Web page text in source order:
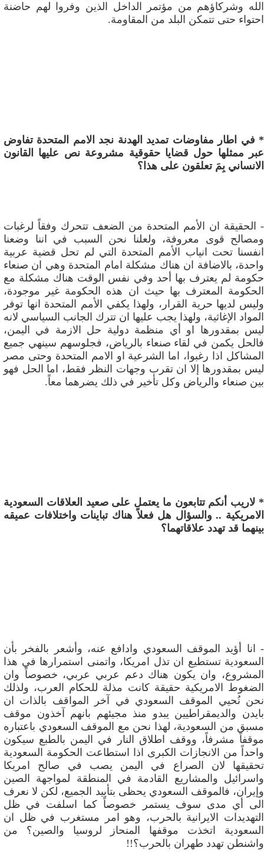
الله وشركاؤهم من مؤتمر الداخل الذين وفروا لهم حاضنة
احتواء حتى تتمكن البلد من المقاومة.
* في اطار مفاوضات تمديد الهدنة نجد الامم المتحدة تفاوض
عبر ممثلها حول قضايا حقوقية مشروعة نص عليها القانون
الانساني بِمَ تعلقون على هذا؟
- الحقيقة ان الأمم المتحدة من الضعف تتحرك وفقاً لرغبات
ومصالح قوى معروفة، ولعلنا نحن السبب في اننا وضعنا
انفسنا تحت انياب الأمم المتحدة التي لم تحل قضية عربية
واحدة، بالاضافة ان هناك مشكلة امام المتحدة وهي ان صنعاء
حكومة لم يعترف بها أحد وفي نفس الوقت هناك مشكلة مع
الحكومة المعترف بها حيث ان هذه الحكومة غير موجودة،
وليس لديها حرية القرار، ولهذا يكفي الأمم المتحدة انها توفر
المواد الإغاثية، ولهذا يجب عليها ان تترك الجانب السياسي لانه
ليس بمقدورها او أي منظمة دولية حل الازمة في اليمن،
فالحل يكمن في لقاء صنعاء بالرياض، فجلوسهم سينهي جميع
المشاكل اذا رغبوا، اما الشرعية او الامم المتحدة وحتى مصر
ليس بمقدورها إلا ان تقرب وجهات النظر فقط، اما الحل فهو
بين صنعاء والرياض وكل تأخير في ذلك يضرهما معاً.
* لاريب أنكم تتابعون ما يعتمل على صعيد العلاقات السعودية
الامريكية .. والسؤال هل فعلاً هناك تباينات واختلافات عميقه
بينهما قد تهدد علاقاتهما؟
- انا أؤيد الموقف السعودي وادافع عنه، وأشعر بالفخر بأن
السعودية تستطيع ان تذل امريكا، واتمنى استمرارها في هذا
المشروع، وان يكون هناك دعم عربي عربي، خصوصاً وان
الضغوط الامريكية حقيقة كانت مذلة للحكام العرب، ولذلك
نحن نُحيي الموقف السعودي في آخر المواقف بالذات ان
بايدن والديمقراطيين يبدو منذ مجيئهم بانهم آخذون موقف
مسبق من السعودية، لهذا نحن مع الموقف السعودي باعتباره
موقفاً مشرفاً، ووقف اطلاق النار في اليمن بالطبع سيكون
واحداً من الانجازات الكبرى اذا استطاعت الحكومة السعودية
تحقيقها لان الصراع في اليمن يصب في صالح امريكا
واسرائيل والمشاريع القادمة في المنطقة لمواجهة الصين
وإيران، فالموقف السعودي يحظى بتأييد الجميع، لكن لا نعرف
الى أي مدى سوف يستمر خصوصاً كما اسلفت في ظل
التهديدات الايرانية بالحرب، وهو امر مستغرب في ظل ان
السعودية اتخذت موقفها المنحاز لروسيا والصين؟ من
واشنطن تهدد طهران بالحرب؟!!